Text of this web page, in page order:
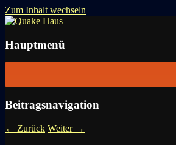
Zum Inhalt wechseln
Quake Haus
Hauptmenü
Beitragsnavigation
← Zurück Weiter →